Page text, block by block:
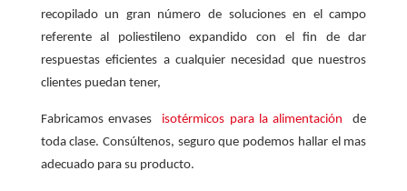
recopilado un gran número de soluciones en el campo
referente al poliestileno expandido con el fin de dar
respuestas eficientes a cualquier necesidad que nuestros
clientes puedan tener,
Fabricamos envases isotérmicos para la alimentación de
toda clase. Consúltenos, seguro que podemos hallar el mas
adecuado para su producto.